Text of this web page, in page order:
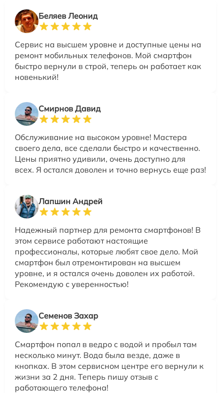
Беляев Леонид
Сервис на высшем уровне и доступные цены на
ремонт мобильных телефонов. Мой смартфон
быстро вернули в строй, теперь он работает как
новенький!
Смирнов Давид
Обслуживание на высоком уровне! Мастера
своего дела, все сделали быстро и качественно.
Цены приятно удивили, очень доступно для
всех. Я остался доволен и точно вернусь еще раз!
Лапшин Андрей
Надежный партнер для ремонта смартфонов! В
этом сервисе работают настоящие
профессионалы, которые любят свое дело. Мой
смартфон был отремонтирован на высшем
уровне, и я остался очень доволен их работой.
Рекомендую с уверенностью!
Семенов Захар
Смартфон попал в ведро с водой и пробыл там
несколько минут. Вода была везде, даже в
кнопках. В этом сервисном центре его вернули к
жизни за 2 дня. Теперь пишу отзыв с
работающего телефона!